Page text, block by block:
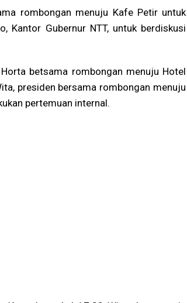
rombongan menuju Kafe Petir untuk
Kantor Gubernur NTT, untuk berdiskusi
betsama rombongan menuju Hotel
presiden bersama rombongan menuju
pertemuan internal.